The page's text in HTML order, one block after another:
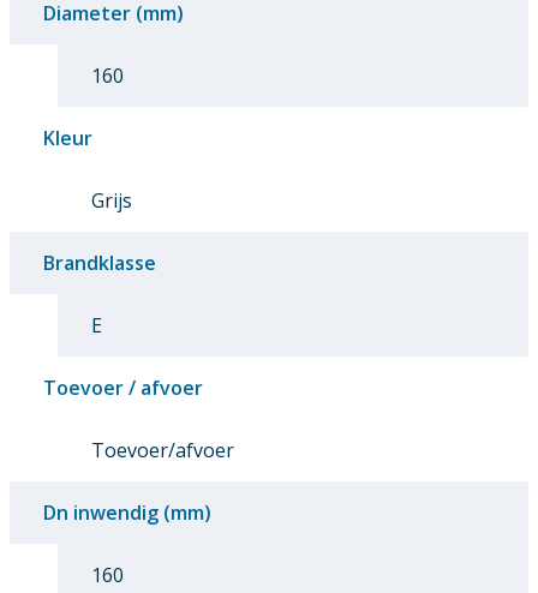
Diameter (mm)
160
Kleur
Grijs
Brandklasse
E
Toevoer / afvoer
Toevoer/afvoer
Dn inwendig (mm)
160